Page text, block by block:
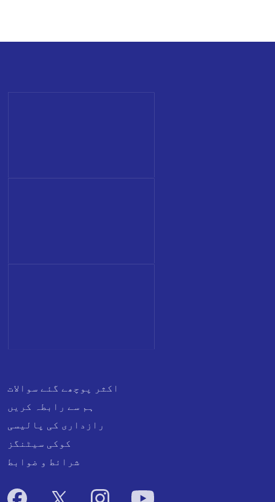
اکثر پوچھے گئے سوالات
ہم سے رابطہ کریں
رازداری کی پالیسی
کوکی سیٹنگز
شرائط و ضوابط